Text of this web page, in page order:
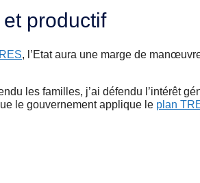
productif
, l’Etat aura une marge de
les familles, j’ai défendu l’intérêt
le gouvernement applique le plan